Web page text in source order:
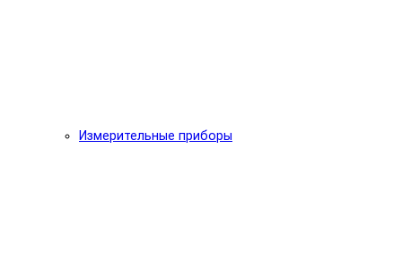
Измерительные приборы